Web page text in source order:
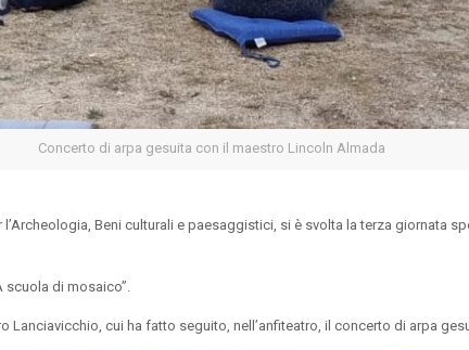
Concerto di arpa gesuita con il maestro Lincoln Almada
Beni culturali e paesaggistici, si è svolta la terza giornata
scuola di mosaico”.
cui ha fatto seguito, nell’anfiteatro, il concerto di arpa